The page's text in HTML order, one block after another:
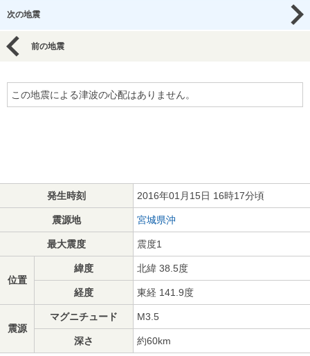
次の地震
前の地震
この地震による津波の心配はありません。
発生時刻 2016年01月15日 16時17分頃
震源地 宮城県沖
最大震度 震度1
位置
緯度 北緯 38.5度
経度 東経 141.9度
震源
マグニチュード M3.5
深さ 約60km